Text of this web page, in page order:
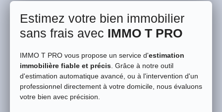
Estimez votre bien immobilier
sans frais avec IMMO T PRO
IMMO T PRO vous propose un service d'estimation
immobilière fiable et précis . Grâce à notre outil
d'estimation automatique avancé, ou à l'intervention d'un
professionnel directement à votre domicile, nous évaluons
votre bien avec précision.